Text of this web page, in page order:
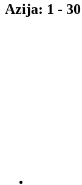
Azija: 1 -